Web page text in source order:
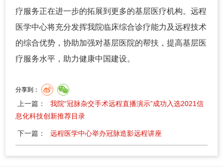
疗服务正在进一步的拓展到更多的基层医疗机构。远程
医学中心将充分发挥我院临床综合诊疗能力及远程技术
的综合优势，协助加强对基层医院的帮扶，提高基层医
疗服务水平，助力健康中国建设。
分享到：
上一篇：
我院“冠脉杂交手术远程直播演示”成功入选2021信
息化科技创新推荐目录
下一篇： 远程医学中心举办冠脉造影远程讲座